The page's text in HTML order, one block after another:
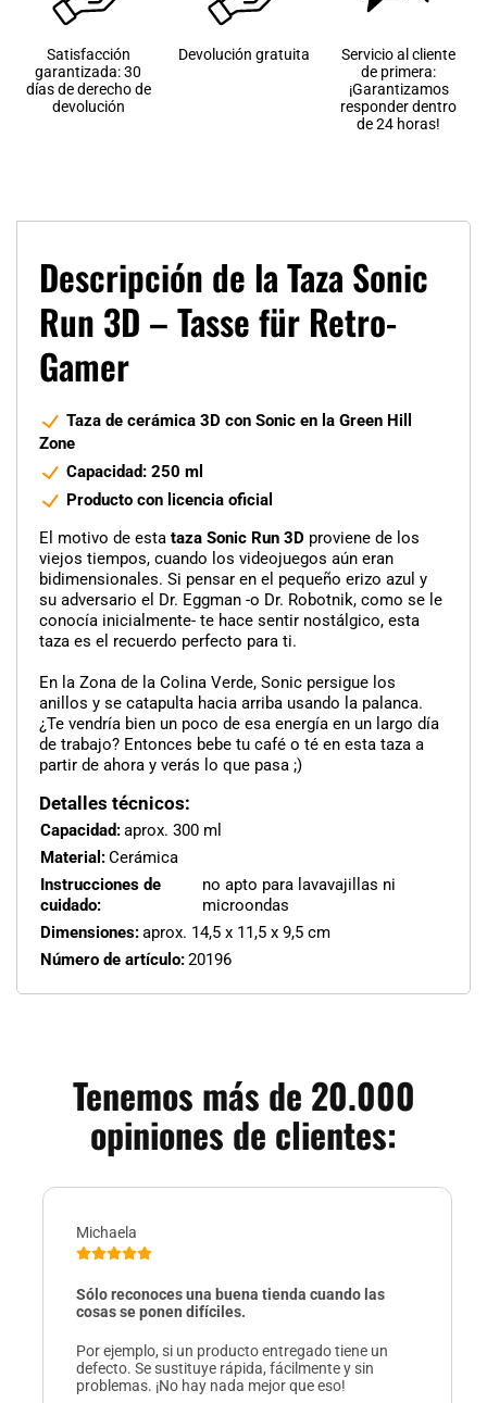
Satisfacción
garantizada: 30
días de derecho de
devolución
Devolución gratuita
Servicio al cliente
de primera:
¡Garantizamos
responder dentro
de 24 horas!
Descripción de la Taza Sonic
Run 3D – Tasse für Retro-
Gamer
Taza de cerámica 3D con Sonic en la Green Hill
Zone
Capacidad: 250 ml
Producto con licencia oficial
El motivo de esta taza Sonic Run 3D proviene de los
viejos tiempos, cuando los videojuegos aún eran
bidimensionales. Si pensar en el pequeño erizo azul y
su adversario el Dr. Eggman -o Dr. Robotnik, como se le
conocía inicialmente- te hace sentir nostálgico, esta
taza es el recuerdo perfecto para ti.
En la Zona de la Colina Verde, Sonic persigue los
anillos y se catapulta hacia arriba usando la palanca.
¿Te vendría bien un poco de esa energía en un largo día
de trabajo? Entonces bebe tu café o té en esta taza a
partir de ahora y verás lo que pasa ;)
Detalles técnicos:
Capacidad:aprox. 300 ml
Material:Cerámica
Instrucciones de
cuidado:
no apto para lavavajillas ni
microondas
Dimensiones:aprox. 14,5 x 11,5 x 9,5 cm
Número de artículo:20196
Tenemos más de 20.000
opiniones de clientes:
Michaela
Sólo reconoces una buena tienda cuando las
cosas se ponen difíciles.
Por ejemplo, si un producto entregado tiene un
defecto. Se sustituye rápida, fácilmente y sin
problemas. ¡No hay nada mejor que eso!